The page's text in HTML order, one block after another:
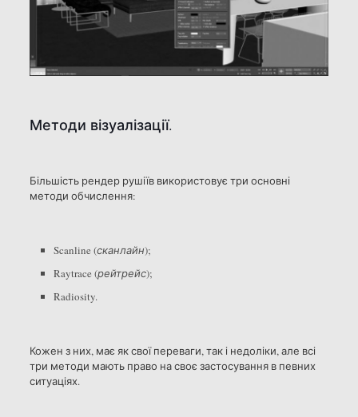
Методи візуалізації.
Більшість рендер рушіїв використовує три основні
методи обчислення:
Scanline (сканлайн);
Raytrace (рейтрейс);
Radiosity.
Кожен з них, має як свої переваги, так і недоліки, але всі
три методи мають право на своє застосування в певних
ситуаціях.